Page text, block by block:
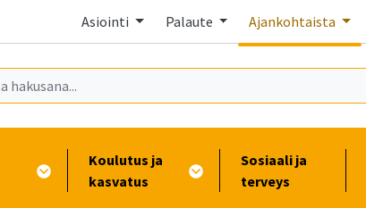
Asiointi Palaute Ajankohtaista
Koulutus ja
kasvatus
Sosiaali ja
terveys